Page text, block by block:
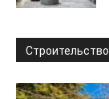
Строительство